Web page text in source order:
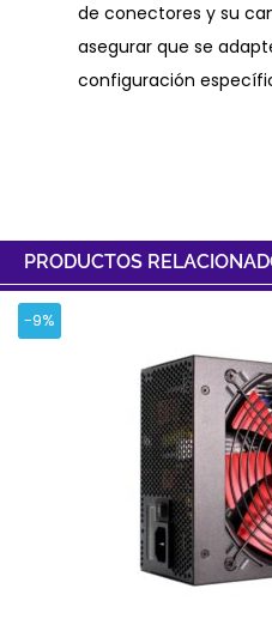
de conectores y su
asegurar que se
configuración
PRODUCTOS
-9%